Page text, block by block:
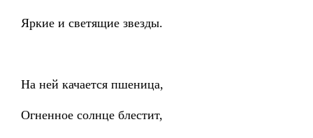
Яркие и светящие звезды.
На ней качается пшеница,
Огненное солнце блестит,